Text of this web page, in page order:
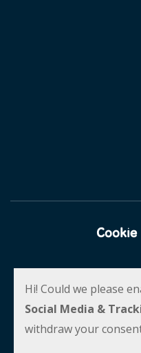
Powered by
Hi! Could we please
Social Media &
withdraw your